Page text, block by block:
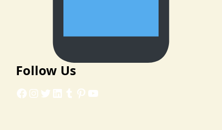
Follow Us
Facebook
Instagram
Twitter
LinkedIn
Tumblr
Pinterest
YouTube